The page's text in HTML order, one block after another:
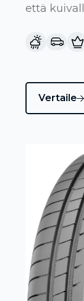
että
Vertaile